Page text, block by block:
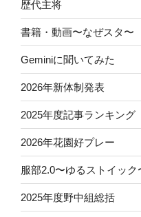
歴代主将
書籍・動画〜なぜスタ〜
Geminiに聞いてみた
2026年新体制発表
2025年度記事ランキング
2026年花園好プレー
服部2.0〜ゆるストイック
2025年度野中組総括